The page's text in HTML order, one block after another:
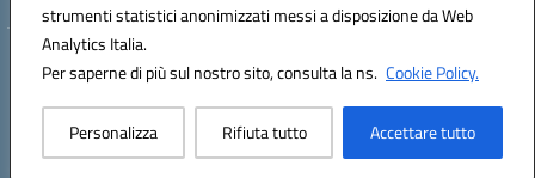
strumenti statistici anonimizzati messi a disposizione da Web
Analytics Italia.
Per saperne di più sul nostro sito, consulta la ns. Cookie Policy.
Personalizza Rifiuta tutto Accettare tutto
Hosting & Powered by 3D Solution S.r.l.
Concept & Design by Designers Italia